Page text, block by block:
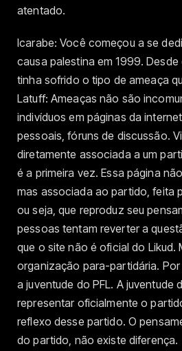
atentado.
Icarabe: Você começou a se
causa palestina em 1999.
tinha sofrido o tipo de ameaça
Latuff: Ameaças não são
indivíduos em páginas da
pessoais, fóruns de discussão.
diretamente associada a um
é a primeira vez. Essa página
mas associada ao partido, feita
ou seja, que reproduz seu
pessoas tentam reverter a
que o site não é oficial do Likud.
organização para-partidária. Por
a juventude do PFL. A juventude
representar oficialmente o
reflexo desse partido. O
do partido, não existe diferença.